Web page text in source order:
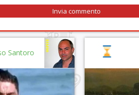
Santoro